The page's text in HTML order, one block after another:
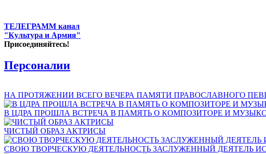
ТЕЛЕГРАММ канал
"Культура и Армия"
Присоединяйтесь!
Персоналии
НА ПРОТЯЖЕНИИ ВСЕГО ВЕЧЕРА ПАМЯТИ ПРАВОСЛАВНОГО
В ЦДРА ПРОШЛА ВСТРЕЧА В ПАМЯТЬ О КОМПОЗИТОРЕ И
ЧИСТЫЙ ОБРАЗ АКТРИСЫ
СВОЮ ТВОРЧЕСКУЮ ДЕЯТЕЛЬНОСТЬ ЗАСЛУЖЕННЫЙ ДЕЯТЕЛЬ